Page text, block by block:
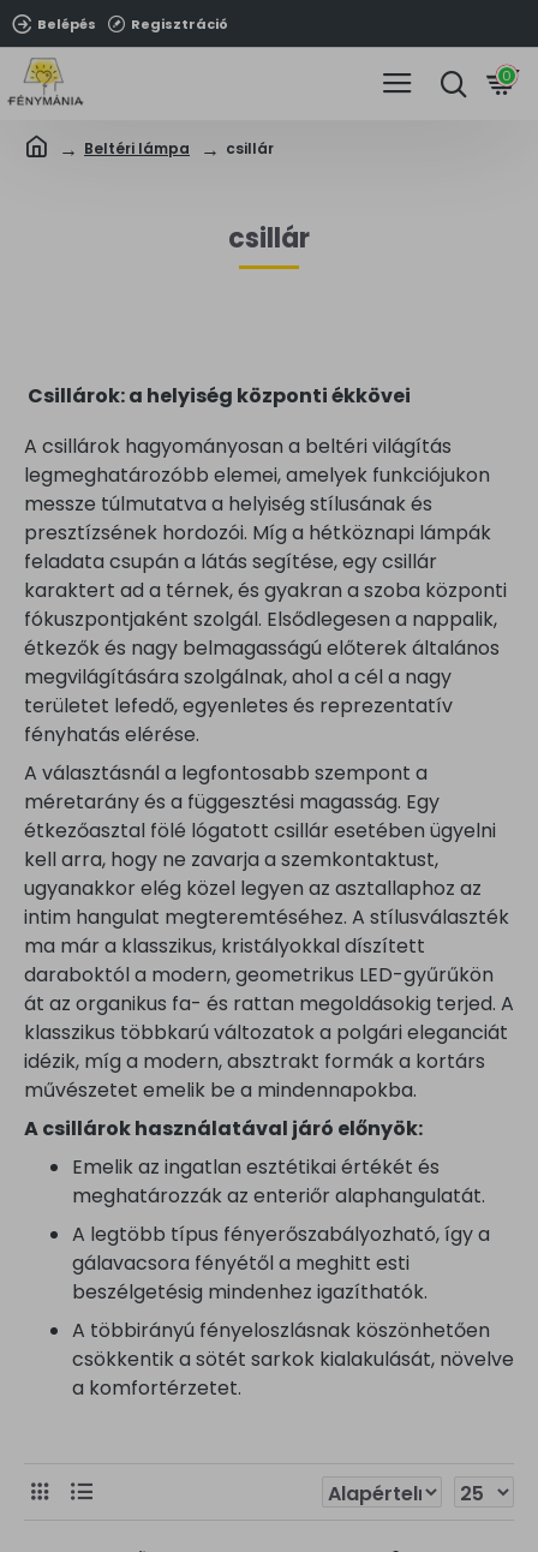
Belépés Regisztráció
0
Beltéri lámpa csillár
csillár
Csillárok:a helyiség központi ékkövei
A csillárok hagyományosan a beltéri világítás
legmeghatározóbb elemei, amelyek funkciójukon
messze túlmutatva a helyiség stílusának és
presztízsének hordozói. Míg a hétköznapi lámpák
feladata csupán a látás segítése, egy csillár
karaktert ad a térnek, és gyakran a szoba központi
fókuszpontjaként szolgál. Elsődlegesen a nappalik,
étkezők és nagy belmagasságú előterek általános
megvilágítására szolgálnak, ahol a cél a nagy
területet lefedő, egyenletes és reprezentatív
fényhatás elérése.
A választásnál a legfontosabb szempont a
méretarány és a függesztési magasság. Egy
étkezőasztal fölé lógatott csillár esetében ügyelni
kell arra, hogy ne zavarja a szemkontaktust,
ugyanakkor elég közel legyen az asztallaphoz az
intim hangulat megteremtéséhez. A stílusválaszték
ma már a klasszikus, kristályokkal díszített
daraboktól a modern, geometrikus LED-gyűrűkön
át az organikus fa- és rattan megoldásokig terjed. A
klasszikus többkarú változatok a polgári eleganciát
idézik, míg a modern, absztrakt formák a kortárs
művészetet emelik be a mindennapokba.
A csillárok használatával járó előnyök:
Emelik az ingatlan esztétikai értékét és
meghatározzák az enteriőr alaphangulatát.
A legtöbb típus fényerőszabályozható, így a
gálavacsora fényétől a meghitt esti
beszélgetésig mindenhez igazíthatók.
A többirányú fényeloszlásnak köszönhetően
csökkentik a sötét sarkok kialakulását, növelve
a komfortérzetet.